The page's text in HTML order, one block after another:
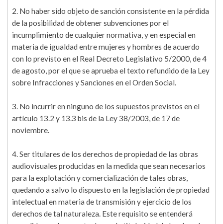
2. No haber sido objeto de sanción consistente en la pérdida
de la posibilidad de obtener subvenciones por el
incumplimiento de cualquier normativa, y en especial en
materia de igualdad entre mujeres y hombres de acuerdo
con lo previsto en el Real Decreto Legislativo 5/2000, de 4
de agosto, por el que se aprueba el texto refundido de la Ley
sobre Infracciones y Sanciones en el Orden Social.
3. No incurrir en ninguno de los supuestos previstos en el
artículo 13.2 y 13.3 bis de la Ley 38/2003, de 17 de
noviembre.
4. Ser titulares de los derechos de propiedad de las obras
audiovisuales producidas en la medida que sean necesarios
para la explotación y comercialización de tales obras,
quedando a salvo lo dispuesto en la legislación de propiedad
intelectual en materia de transmisión y ejercicio de los
derechos de tal naturaleza. Este requisito se entenderá